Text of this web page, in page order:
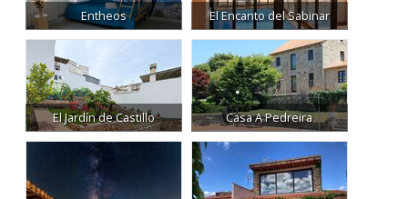
Entheos El Encanto del Sabinar
El Jardín de Castillo Casa A Pedreira